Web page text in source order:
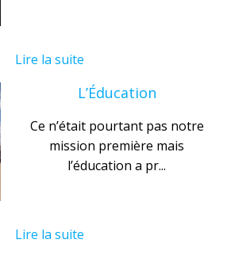
Lire la suite
L’Éducation
Ce n’était pourtant pas notre
mission première mais
l’éducation a pr...
Lire la suite